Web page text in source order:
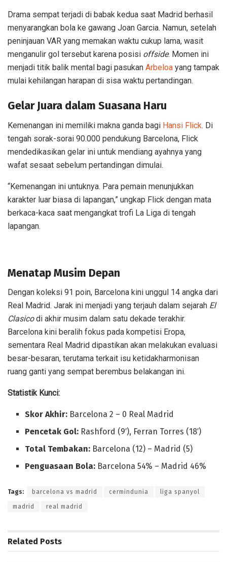
Drama sempat terjadi di babak kedua saat Madrid berhasil
menyarangkan bola ke gawang Joan Garcia. Namun, setelah
peninjauan VAR yang memakan waktu cukup lama, wasit
menganulir gol tersebut karena posisi offside. Momen ini
menjadi titik balik mental bagi pasukan Arbeloa yang tampak
mulai kehilangan harapan di sisa waktu pertandingan.
Gelar Juara dalam Suasana Haru
Kemenangan ini memiliki makna ganda bagi Hansi Flick. Di
tengah sorak-sorai 90.000 pendukung Barcelona, Flick
mendedikasikan gelar ini untuk mendiang ayahnya yang
wafat sesaat sebelum pertandingan dimulai.
“Kemenangan ini untuknya. Para pemain menunjukkan
karakter luar biasa di lapangan,” ungkap Flick dengan mata
berkaca-kaca saat mengangkat trofi La Liga di tengah
lapangan.
Menatap Musim Depan
Dengan koleksi 91 poin, Barcelona kini unggul 14 angka dari
Real Madrid. Jarak ini menjadi yang terjauh dalam sejarah El
Clasicodi akhir musim dalam satu dekade terakhir.
Barcelona kini beralih fokus pada kompetisi Eropa,
sementara Real Madrid dipastikan akan melakukan evaluasi
besar-besaran, terutama terkait isu ketidakharmonisan
ruang ganti yang sempat berembus belakangan ini.
Statistik Kunci:
Skor Akhir: Barcelona 2 – 0 Real Madrid
Pencetak Gol: Rashford (9′), Ferran Torres (18′)
Total Tembakan: Barcelona (12) – Madrid (5)
Penguasaan Bola: Barcelona 54% – Madrid 46%
Tags: barcelona vs madrid cermindunia liga spanyol
madrid real madrid
Related Posts